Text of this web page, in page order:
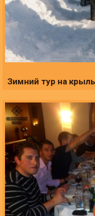
Зимний тур на